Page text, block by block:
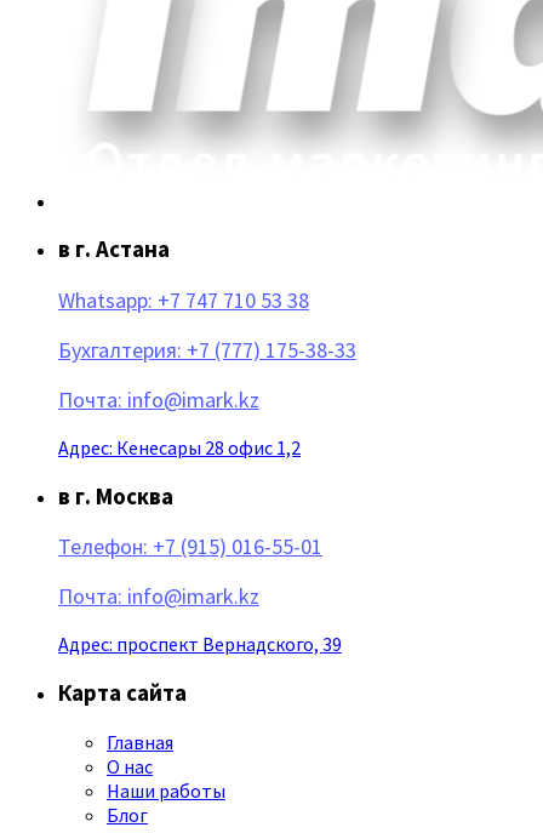
в г. Астана
Whatsapp: +7 747 710 53 38
Бухгалтерия: +7 (777) 175-38-33
Почта: info@imark.kz
Адрес: Кенесары 28 офис 1,2
в г. Москва
Телефон: +7 (915) 016-55-01
Почта: info@imark.kz
Адрес: проспект Вернадского, 39
Карта сайта
Главная
О нас
Наши работы
Блог